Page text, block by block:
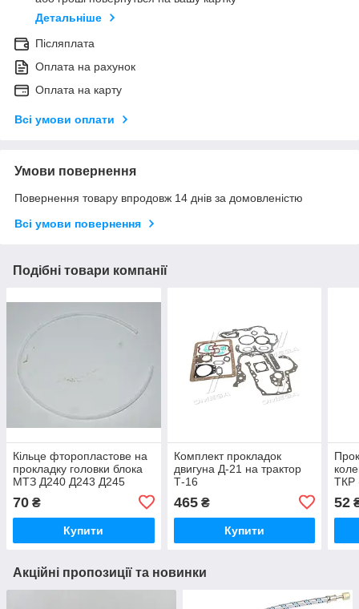
Детальніше
Післяплата
Оплата на рахунок
Оплата на карту
Всі умови оплати
Умови повернення
Повернення товару впродовж 14 днів за домовленістю
Всі умови повернення
Подібні товари компанії
Кільце фторопластове на
прокладку головки блока
МТЗ Д240 Д243 Д245
70 ₴
Купити
Комплект прокладок
двигуна Д-21 на трактор
Т-16
465₴
Купити
ТКР
52
Акційні пропозиції та новинки